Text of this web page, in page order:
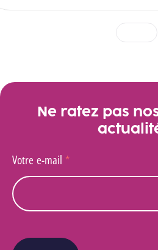
1 2
Ne ratez pas
Votre e-mail *